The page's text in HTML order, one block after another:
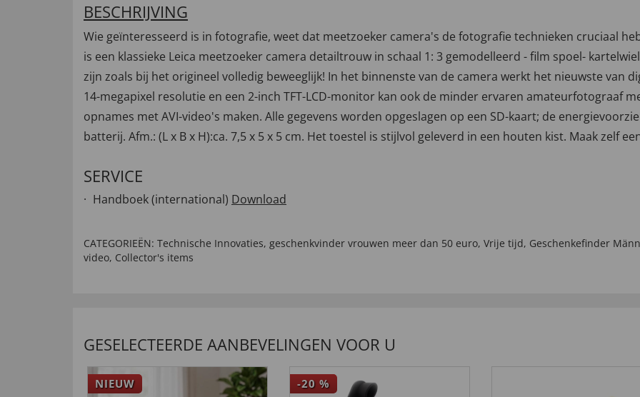
BESCHRIJVING
Wie geïnteresseerd is in fotografie, weet dat meetzoeker camera's de fotografie technieken cruciaal
is een klassieke Leica meetzoeker camera detailtrouw in schaal 1: 3 gemodelleerd - film spoel-
zijn zoals bij het origineel volledig beweeglijk! In het binnenste van de camera werkt het nieuwste van
14-megapixel resolutie en een 2-inch TFT-LCD-monitor kan ook de minder ervaren amateurfotograaf
opnames met AVI-video's maken. Alle gegevens worden opgeslagen op een SD-kaart; de
batterij. Afm.: (L x B x H):ca. 7,5 x 5 x 5 cm. Het toestel is stijlvol geleverd in een houten kist. Maak zelf
SERVICE
Handboek (international) Download
CATEGORIEËN: Technische Innovaties, geschenkvinder vrouwen meer dan 50 euro, Vrije tijd, Geschenkefinder
video, Collector's items
GESELECTEERDE AANBEVELINGEN VOOR U
NIEUW -20 %